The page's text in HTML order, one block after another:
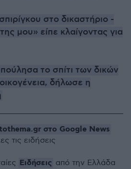
στο δικαστήριο -
μου» είπε κλαίγοντας για
πούλησα το σπίτι των δικών
δήλωσε η
στο Google News
τις ειδήσεις
Ειδήσεις από την Ελλάδα